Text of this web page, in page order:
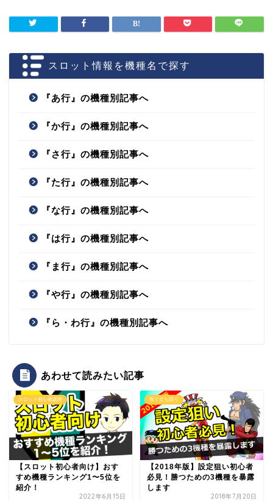
スロット情報を機種名で探す
『あ行』の機種別記事へ
『か行』の機種別記事へ
『さ行』の機種別記事へ
『た行』の機種別記事へ
『な行』の機種別記事へ
『は行』の機種別記事へ
『ま行』の機種別記事へ
『や行』の機種別記事へ
『ら・わ行』の機種別記事へ
あわせて読みたい記事
スロット初心者講座
【スロット初心者向け】おす
すめ機種ランキング1〜5位を
紹介！
2022年6月15日
稼ぐ立ち回り
【2018年版】設定狙い初心者
必見！勝つための3機種を暴露
します
2018年7月20日